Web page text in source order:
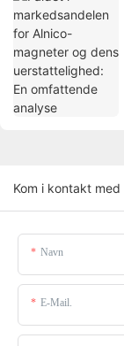
Kom i kontakt med
Navn
E-Mail.